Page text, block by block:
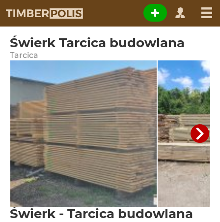
Świerk Tarcica budowlana
Tarcica
Świerk - Tarcica budowlana